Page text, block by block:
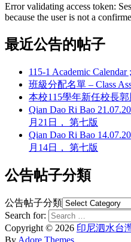
Error validating access token:
because the user is not a
最近公告的帖子
115-1 Academic
班級分配名單 – Class
本校115學年新任校長
Qian Dao Ri Bao
月21日， 第七版
Qian Dao Ri Bao
月14日， 第七版
公告帖子分類
公告帖子分類
Search for:
Copyright © 2026 印尼泗水台